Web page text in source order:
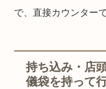
で、直接カウンター
持ち込み・店
儀袋を持って